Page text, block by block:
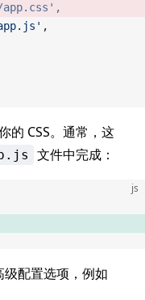
,
,
的 CSS。通常，这
文件中完成：
js
配置选项，例如